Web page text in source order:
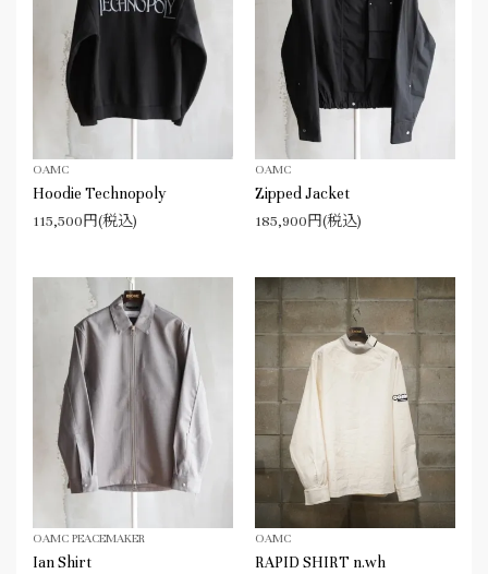
OAMC
Hoodie Technopoly
115,500円(税込)
OAMC
Zipped Jacket
185,900円(税込)
OAMC PEACEMAKER
Ian Shirt
OAMC
RAPID SHIRT n.wh